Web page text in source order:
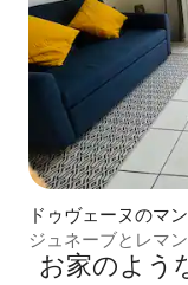
ドゥヴェーヌのマ
ジュネーブとレマ
お家のよう